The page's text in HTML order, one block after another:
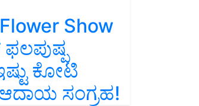
Show
ಕೋಟಿ
ಸಂಗ್ರಹ!